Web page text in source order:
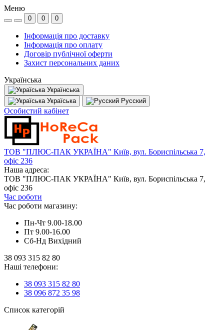
Меню
0 0 0
Інформація про доставку
Інформація про оплату
Договір публічної оферти
Захист персональних даних
Українська
Українська
Україська
Русский
Особистий кабінет
ТОВ "ПЛЮС-ПАК УКРАЇНА" Київ, вул. Бориспільська 7,
офіс 236
Наша адреса:
ТОВ "ПЛЮС-ПАК УКРАЇНА" Київ, вул. Бориспільська 7,
офіс 236
Час роботи
Час роботи магазину:
Пн-Чт 9.00-18.00
Пт 9.00-16.00
Сб-Нд Вихідний
38 093 315 82 80
Наші телефони:
38 093 315 82 80
38 096 872 35 98
Список категорій